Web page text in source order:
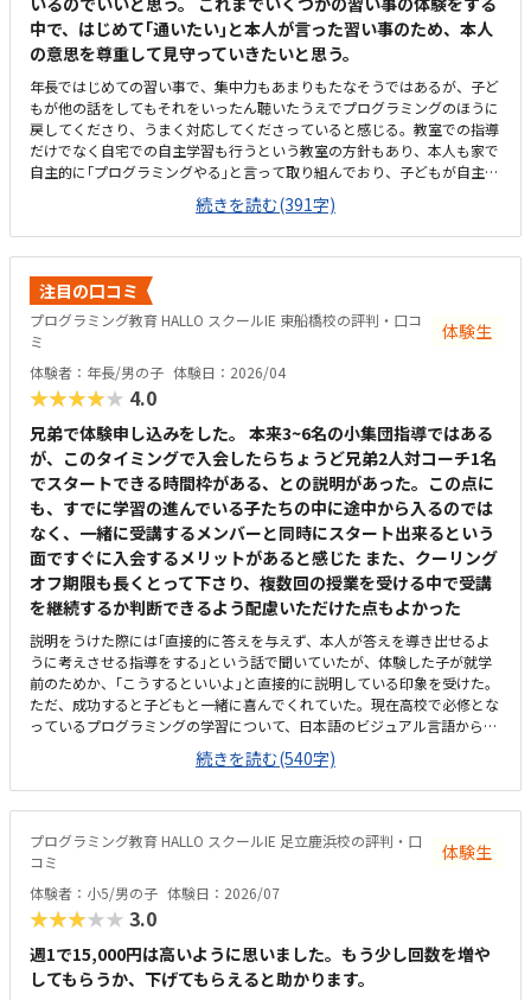
中で、はじめて｢通いたい｣と本人が言った習い事のため、本人
の意思を尊重して見守っていきたいと思う。
年長ではじめての習い事で、集中力もあまりもたなそうではあるが、子ど
もが他の話をしてもそれをいったん聴いたうえでプログラミングのほうに
戻してくださり、うまく対応してくださっていると感じる。教室での指導
だけでなく自宅での自主学習も行うという教室の方針もあり、本人も家で
自主的に｢プログラミングやる｣と言って取り組んでおり、子どもが自主的
に取り組みたくなる教材だと感じる。駅からも程近く、駐輪場もあるため
通いやすいと思う。ただ、プログラミングHALLOを目的に来ると個別指導
スクールIEの看板しかないため、初回は少し迷ってしまった。プログラミ
ング教室と個別指導塾が同じ空間内で行われているため、プログラミング
中にまわりから数学や英語の指導の声が聞こえる。全体的に学習に集中で
きる環境だと思う。受講している子どもがまだ未就学児であるため、未就
学児のプログラミングとしては割高のように感じる。
続きを読む(391字)
注目の口コミ
プログラミング教育 HALLO スクールIE 東船橋校の評判・口コ
ミ
体験生
体験者：年長/男の子 体験日：2026/04
★★★★★ 4.0
兄弟で体験申し込みをした。 本来3~6名の小集団指導ではある
が、このタイミングで入会したらちょうど兄弟2人対コーチ1名
でスタートできる時間枠がある、との説明があった。この点に
も、すでに学習の進んでいる子たちの中に途中から入るのでは
なく、一緒に受講するメンバーと同時にスタート出来るという
面ですぐに入会するメリットがあると感じた また、クーリング
オフ期限も長くとって下さり、複数回の授業を受ける中で受講
を継続するか判断できるよう配慮いただけた点もよかった
説明をうけた際には｢直接的に答えを与えず、本人が答えを導き出せるよ
うに考えさせる指導をする｣という話で聞いていたが、体験した子が就学
前のためか、｢こうするといいよ｣と直接的に説明している印象を受けた。
ただ、成功すると子どもと一緒に喜んでくれていた。現在高校で必修とな
っているプログラミングの学習について、日本語のビジュアル言語からは
じめ、本格的なテキストコーディングまでを段階的にステップアップして
繋げ将来必要な力まで着実に身に付けることが出来そうだと感じた。ま
た、ゲームを作成し他の生徒から評価をうけることが出来るという仕組み
も、子どもが興味をもって取り組めそうだと感じた。駅からさほど離れて
おらず、自転車置場もあるため通いやすいと思うただ、看板としては同教
室内で行われている【個別指導スクールIE】の表記しか見受けられず、
【HALLO】の教室が別にあるのか少し迷ってしまった。教室内の色調も明
るく、居心地はいいと感じた。ただ、同一の教室内で教科学習の個別指導
も行われているため、未就学児のプログラミング指導の声が、他の子の学
く適正だと感じた。4月のキャンペーンで入会費無料という説明もあり、
体験時に入会を決めた
続きを読む(540字)
プログラミング教育 HALLO スクールIE 足立鹿浜校の評判・口
コミ
体験生
体験者：小5/男の子 体験日：2026/07
★★★★★ 3.0
週1で15,000円は高いように思いました。もう少し回数を増や
してもらうか、下げてもらえると助かります。